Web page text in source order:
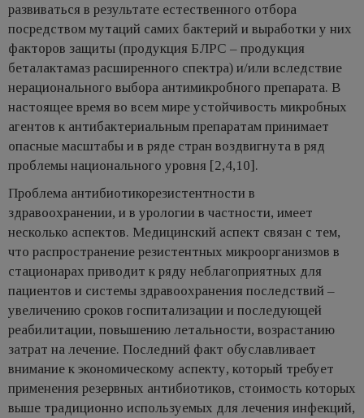
развиваться в результате естественного отбора
посредством мутаций самих бактерий и выработки у них
факторов защиты (продукция БЛРС – продукция
беталактамаз расширенного спектра) и/или вследствие
нерационального выбора антимикробного препарата. В
настоящее время во всем мире устойчивость микробных
агентов к антибактериальным препаратам принимает
опасные масштабы и в ряде стран воздвигнута в ряд
проблемы национального уровня [2,4,10].
Проблема антибиотикорезистентности в
здравоохранении, и в урологии в частности, имеет
несколько аспектов. Медицинский аспект связан с тем,
что распространение резистентных микроорганизмов в
стационарах приводит к ряду неблагоприятных для
пациентов и системы здравоохранения последствий –
увеличению сроков госпитализации и последующей
реабилитации, повышению летальности, возрастанию
затрат на лечение. Последний факт обуславливает
внимание к экономическому аспекту, который требует
применения резервных антибиотиков, стоимость которых
выше традиционно используемых для лечения инфекций,